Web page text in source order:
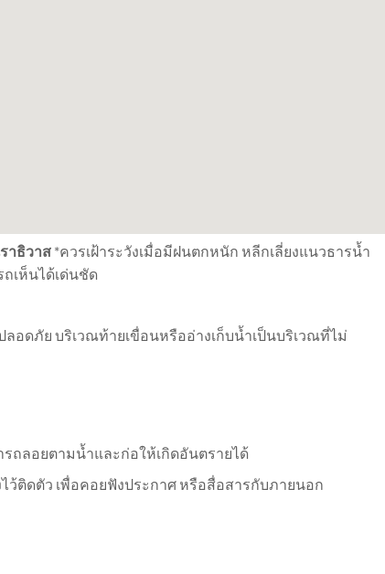
าธิวาส *ควรเฝ้าระวังเมื่อมีฝนตกหนัก หลีกเลี่ยงแนวธารน้ำ
เห็นได้เด่นชัด
ดภัย บริเวณท้ายเขื่อนหรืออ่างเก็บน้ำเป็นบริเวณที่ไม่
ถลอยตามน้ำและก่อให้เกิดอันตรายได้
ติดตัว เพื่อคอยฟังประกาศ หรือสื่อสารกับภายนอก